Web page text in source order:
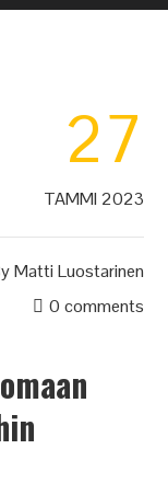
27
TAMMI 2023
Matti Luostarinen
0 comments